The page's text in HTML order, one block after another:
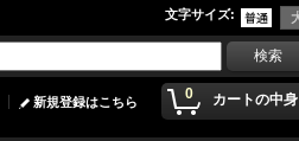
文字サイズ:
0 カートの中身
新規登録はこちら